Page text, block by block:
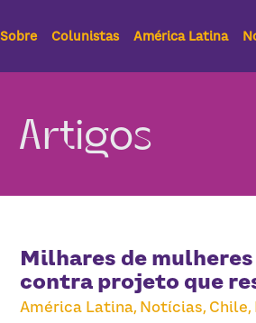
Sobre Colunistas América Latina
Artigos
Milhares de
contra projeto que
América Latina, Notícias, Chile,